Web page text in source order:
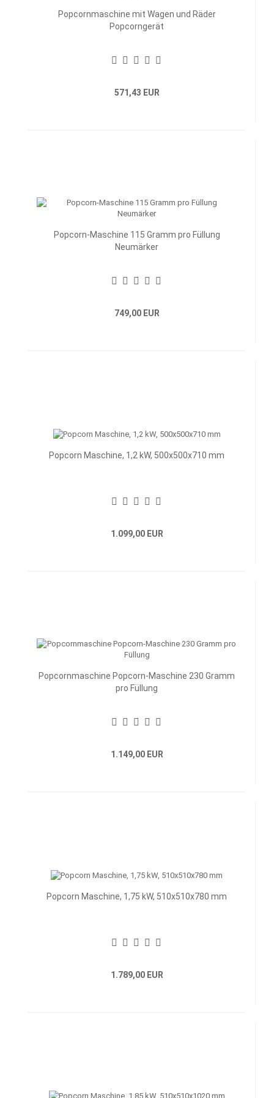
Popcornmaschine mit Wagen und Räder
Popcorngerät
571,43 EUR
Popcorn-Maschine 115 Gramm pro Füllung
Neumärker
749,00 EUR
Popcorn Maschine, 1,2 kW, 500x500x710 mm
1.099,00 EUR
Popcornmaschine Popcorn-Maschine 230 Gramm
pro Füllung
1.149,00 EUR
Popcorn Maschine, 1,75 kW, 510x510x780 mm
1.789,00 EUR